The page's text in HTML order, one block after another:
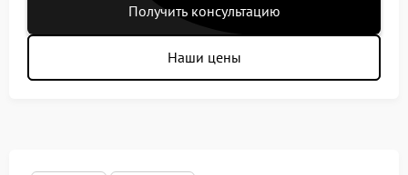
Получить консультацию
Наши цены